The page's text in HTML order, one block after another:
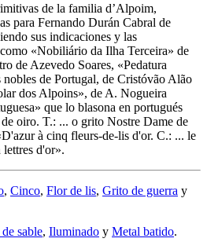
de la familia d’Alpoim,
para Fernando Durán Cabral de
sus indicaciones y las
«Nobiliário da Ilha Terceira» de
de Azevedo Soares, «Pedatura
nobles de Portugal, de Cristóvão Alão
dos Alpoins», de A. Nogueira
» que lo blasona en portugués
oiro. T.: ... o grito Nostre Dame de
D'azur à cinq fleurs-de-lis d'or. C.: ... le
lettres d'or».
, Cinco, Flor de lis, Grito de guerra y
sable, Iluminado y Metal batido.